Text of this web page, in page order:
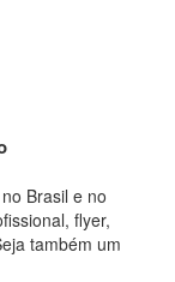
Brasil e no
flyer,
também um